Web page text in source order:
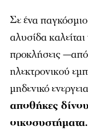
Σε ένα
αλυσίδα
προκλήσεις
ηλεκτρονικού
μηδενικό
αποθήκες
οικοσυστήματα.